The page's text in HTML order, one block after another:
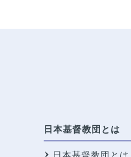
日本基督教団とは